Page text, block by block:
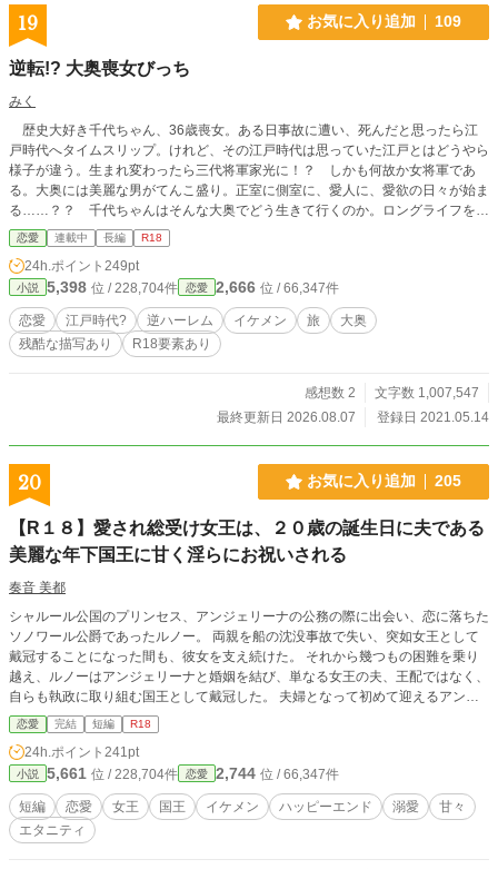
ルが奥さん。仲の良いお友達。 ダニエル”ダニー”・・・ネイ
トの弟。 テッド・・・ビリーの上司。美しいバラ庭園を持っ
ィン・・・ビリーとネイトの秘書。不整脈持ち。 ＜その他＞
る内科の看護師。 スティーブン・・・バイト先の同僚。同僚
っていうよりいいお友達。 ジェイミー・・・バイト先の同
僚。息子・ティモシーとリンっていうケータリング業をして
いるパートナーがいる。 ケビン・・・バイト先の同僚。アメ
リカ人。 愛ちゃん・・・私が翻訳コースに通っていた時に知
り合った日本人の女の子。スティーブンと交際している。 美
咲ちゃん・・・ヨガのレッスンで知り合った日本人のお友
達。旅行会社に勤務して翻訳コース合格を目指している。 久
美さん・・・ライルの会社の翻訳パーティーで知り合った
人。
19 お気に入り追加 109
逆転!? 大奥喪女びっち
みく
歴史大好き千代ちゃん、36歳喪女。ある日事故に遭い、死んだと思ったら江
戸時代へタイムスリップ。けれど、その江戸時代は思っていた江戸とはどうやら
様子が違う。生まれ変わったら三代将軍家光に！？ しかも何故か女将軍であ
る。大奥には美麗な男がてんこ盛り。正室に側室に、愛人に、愛欲の日々が始ま
る……？？ 千代ちゃんはそんな大奥でどう生きて行くのか。ロングライフをつ
らつら綴っていきます（主人公溺愛されています）。時々えっちあり。※びっち
になるまでに少々お時間が掛かります。刺さった方は読んでいただけると嬉しい
です！ ※他サイトにも投稿中です。※毎週金曜17時更新。
恋愛 連載中 長編 R18
24h.ポイント 249pt
小説 5,398 位 / 228,704件 恋愛 2,666 位 / 66,347件
恋愛 江戸時代? 逆ハーレム イケメン 旅
大奥
残酷な描写あり
R18要素あり
感想数 2
文字数 1,007,547
最終更新日 2026.08.07
登録日 2021.05.14
20 お気に入り追加 205
【R１８】愛され総受け女王は、２０歳の誕生日に夫である
美麗な年下国王に甘く淫らにお祝いされる
奏音 美都
シャルール公国のプリンセス、アンジェリーナの公務の際に出会い、恋に落ちた
ソノワール公爵であったルノー。 両親を船の沈没事故で失い、突如女王として
戴冠することになった間も、彼女を支え続けた。 それから幾つもの困難を乗り
越え、ルノーはアンジェリーナと婚姻を結び、単なる女王の夫、王配ではなく、
自らも執政に取り組む国王として戴冠した。 夫婦となって初めて迎えるアンジ
ェリーナの誕生日。ルノーは彼女を喜ばせようと、画策する。
恋愛 完結 短編 R18
24h.ポイント 241pt
小説 5,661 位 / 228,704件 恋愛 2,744 位 / 66,347件
短編 恋愛 女王 国王 イケメン ハッピーエンド 溺愛
甘々
エタニティ